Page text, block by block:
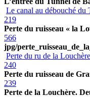
Le canal au débouché du
219
Perte du ruisseau « la
566
jpg/
Perte du ru de la
240
Perte du ruisseau de
239
Perte de la Louchère.